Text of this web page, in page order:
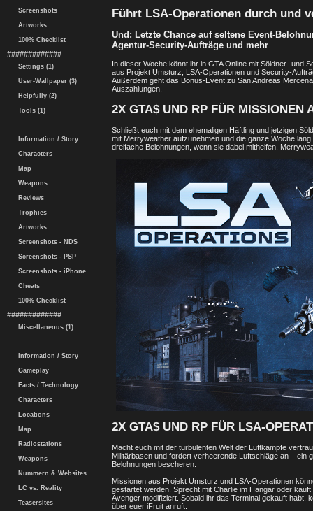
Screenshots
Artworks
100% Checklist
#############
Settings (1)
User-Wallpaper (3)
Helpfully (2)
Tools (1)
Information / Story
Characters
Map
Weapons
Reviews
Trophies
Artworks
Screenshots - NDS
Screenshots - PSP
Screenshots - iPhone
Cheats
100% Checklist
#############
Miscellaneous (1)
Information / Story
Gameplay
Facts / Technology
Characters
Locations
Map
Radiostations
Weapons
Nummern & Websites
LC vs. Reality
Teasersites
Führt LSA-Operationen durch und
Und: Letzte Chance auf seltene Event-
Agentur-Security-Aufträge und mehr
In dieser Woche könnt ihr in GTA Online mit Söldner- und
aus Projekt Umsturz, LSA-Operationen und Security-
Außerdem geht das Bonus-Event zu San Andreas
Auszahlungen.
2X GTA$ UND RP FÜR MISSIONEN
Schließt euch mit dem ehemaligen Häftling und jetzigen
mit Merryweather aufzunehmen und die ganze Woche
dreifache Belohnungen, wenn sie dabei mithelfen,
2X GTA$ UND RP FÜR LSA-
Macht euch mit der turbulenten Welt der Luftkämpfe
Militärbasen und fordert verheerende Luftschläge an – ein
Belohnungen bescheren.
Missionen aus Projekt Umsturz und LSA-Operationen
gestartet werden. Sprecht mit Charlie im Hangar oder
Avenger modifiziert. Sobald ihr das Terminal gekauft
über euer iFruit anruft.